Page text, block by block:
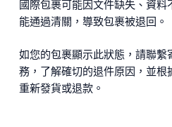
國際包裹可能因文件缺失、資
能通過清關，導致包裹被退回。
如您的包裹顯示此狀態，請聯
務，了解確切的退件原因，並根
重新發貨或退款。